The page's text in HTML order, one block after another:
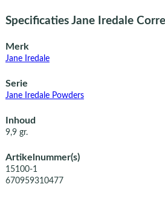
Specificaties Jane Iredale
Merk
Jane Iredale
Serie
Jane Iredale Powders
Inhoud
9,9 gr.
Artikelnummer(s)
15100-1
670959310477